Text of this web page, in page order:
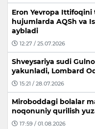
Eron Yevropa
hujumlarda AQSh va
aybladi
12:27 / 25.07.2026
Shveysariya sudi
yakunladi, Lombard
15:21 / 28.07.2026
Miroboddagi bolalar
noqonuniy qurilish
17:59 / 01.08.2026